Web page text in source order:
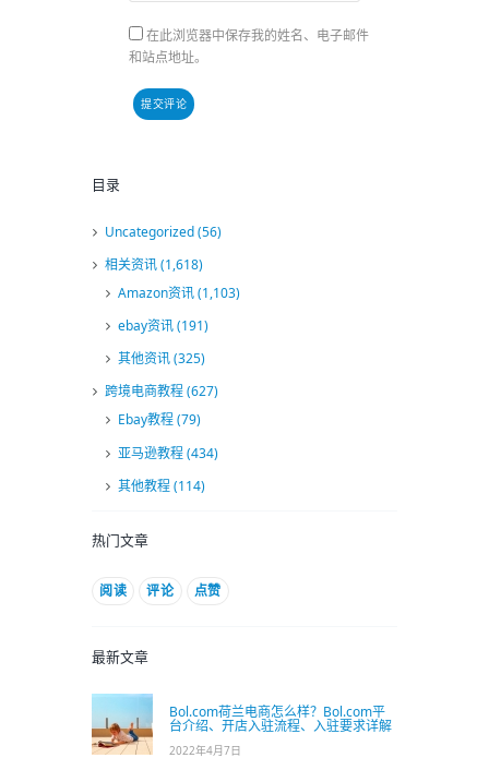
在此浏览器中保存我的姓名、电子邮件
和站点地址。
目录
Uncategorized(56)
相关资讯(1,618)
Amazon资讯(1,103)
ebay资讯(191)
其他资讯(325)
跨境电商教程(627)
Ebay教程(79)
亚马逊教程(434)
其他教程(114)
热门文章
阅读 评论 点赞
最新文章
Bol.com荷兰电商怎么样？Bol.com平
台介绍、开店入驻流程、入驻要求详解
2022年4月7日